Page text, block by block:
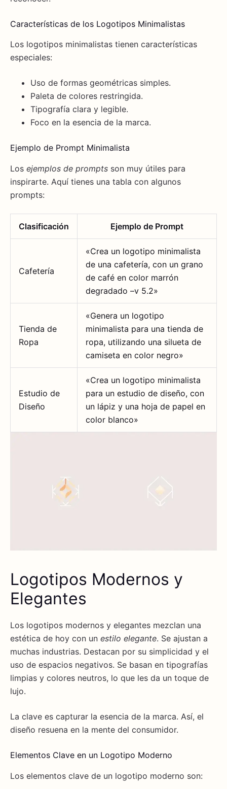
Características de los Logotipos Minimalistas
Los logotipos minimalistas tienen características
especiales:
Uso de formas geométricas simples.
Paleta de colores restringida.
Tipografía clara y legible.
Foco en la esencia de la marca.
Ejemplo de Prompt Minimalista
Los ejemplos de prompts son muy útiles para
inspirarte. Aquí tienes una tabla con algunos
prompts:
Clasificación Ejemplo de Prompt
Cafetería
«Crea un logotipo minimalista
de una cafetería, con un grano
de café en color marrón
degradado –v 5.2»
Tienda de
Ropa
«Genera un logotipo
minimalista para una tienda de
ropa, utilizando una silueta de
camiseta en color negro»
Estudio de
Diseño
«Crea un logotipo minimalista
para un estudio de diseño, con
un lápiz y una hoja de papel en
color blanco»
Logotipos Modernos y
Elegantes
Los logotipos modernos y elegantes mezclan una
estética de hoy con un estilo elegante. Se ajustan a
muchas industrias. Destacan por su simplicidad y el
uso de espacios negativos. Se basan en tipografías
limpias y colores neutros, lo que les da un toque de
lujo.
La clave es capturar la esencia de la marca. Así, el
diseño resuena en la mente del consumidor.
Elementos Clave en un Logotipo Moderno
Los elementos clave de un logotipo moderno son: